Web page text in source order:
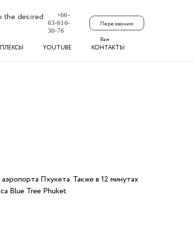
the desired
+66-
63-616-
30-76
Перезвоним
Вам
YOUTUBE КОНТАКТЫ
Пхукета. Также в 12 минутах
Blue Tree Phuket.